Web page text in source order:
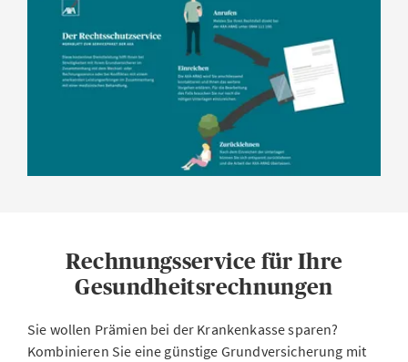
Rechnungsservice für Ihre
Gesundheitsrechnungen
Sie wollen Prämien bei der Krankenkasse sparen?
Kombinieren Sie eine günstige Grundversicherung mit